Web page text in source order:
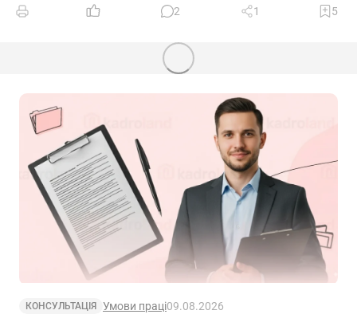
2
1 5
КОНСУЛЬТАЦІЯ Умови праці09.08.2026